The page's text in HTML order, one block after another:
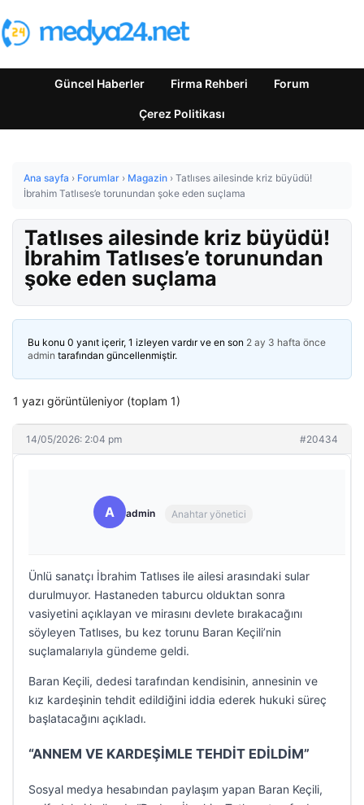
Güncel Haberler Firma Rehberi Forum
Çerez Politikası
Ana sayfa › Forumlar › Magazin › Tatlıses ailesinde kriz büyüdü!
İbrahim Tatlıses’e torunundan şoke eden suçlama
Tatlıses ailesinde kriz büyüdü!
İbrahim Tatlıses’e torunundan
şoke eden suçlama
Bu konu 0 yanıt içerir, 1 izleyen vardır ve en son 2 ay 3 hafta önce
admin tarafından güncellenmiştir.
1 yazı görüntüleniyor (toplam 1)
14/05/2026: 2:04 pm #20434
A admin Anahtar yönetici
Ünlü sanatçı İbrahim Tatlıses ile ailesi arasındaki sular
durulmuyor. Hastaneden taburcu olduktan sonra
vasiyetini açıklayan ve mirasını devlete bırakacağını
söyleyen Tatlıses, bu kez torunu Baran Keçili’nin
suçlamalarıyla gündeme geldi.
Baran Keçili, dedesi tarafından kendisinin, annesinin ve
kız kardeşinin tehdit edildiğini iddia ederek hukuki süreç
başlatacağını açıkladı.
“ANNEM VE KARDEŞİMLE TEHDİT EDİLDİM”
Sosyal medya hesabından paylaşım yapan Baran Keçili,